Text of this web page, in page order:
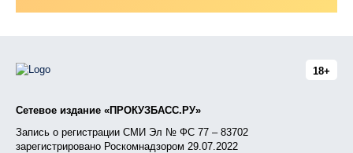
18+
Сетевое издание «ПРОКУЗБАСС.РУ»
Запись о регистрации СМИ Эл № ФС 77 – 83702
зарегистрировано Роскомнадзором 29.07.2022